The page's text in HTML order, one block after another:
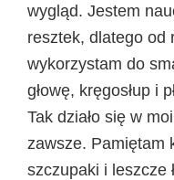
wygląd. Jestem
resztek, dlatego od
wykorzystam do
głowę, kręgosłup i
Tak działo się w
zawsze. Pamiętam
szczupaki i leszcze